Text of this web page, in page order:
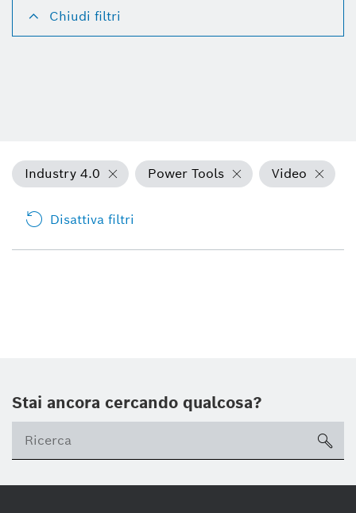
Chiudi filtri
Industry 4.0 Power Tools Video
Disattiva filtri
Stai ancora cercando qualcosa?